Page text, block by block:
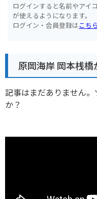
ログインすると名前やアイ
が使えるようになります。
ログイン・会員登録はこちら
原岡海岸 岡本桟
記事はまだありません
か？